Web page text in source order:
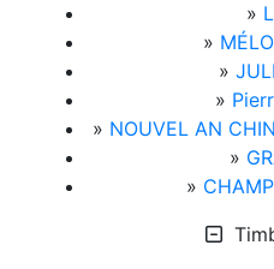
»
»
»
»
» NOUVEL AN
»
»